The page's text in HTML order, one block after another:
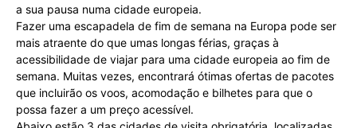
a sua pausa numa cidade europeia.
Fazer uma escapadela de fim de semana na Europa pode ser
mais atraente do que umas longas férias, graças à
acessibilidade de viajar para uma cidade europeia ao fim de
semana. Muitas vezes, encontrará ótimas ofertas de pacotes
que incluirão os voos, acomodação e bilhetes para que o
possa fazer a um preço acessível.